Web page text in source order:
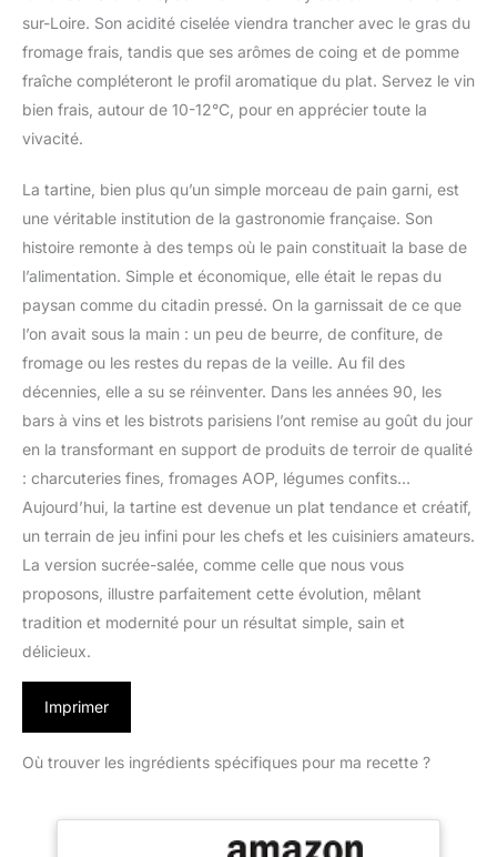
sur-Loire. Son acidité ciselée viendra trancher avec le gras du
fromage frais, tandis que ses arômes de coing et de pomme
fraîche compléteront le profil aromatique du plat. Servez le vin
bien frais, autour de 10-12°C, pour en apprécier toute la
vivacité.
La tartine, bien plus qu’un simple morceau de pain garni, est
une véritable institution de la gastronomie française. Son
histoire remonte à des temps où le pain constituait la base de
l’alimentation. Simple et économique, elle était le repas du
paysan comme du citadin pressé. On la garnissait de ce que
l’on avait sous la main : un peu de beurre, de confiture, de
fromage ou les restes du repas de la veille. Au fil des
décennies, elle a su se réinventer. Dans les années 90, les
bars à vins et les bistrots parisiens l’ont remise au goût du jour
en la transformant en support de produits de terroir de qualité
: charcuteries fines, fromages AOP, légumes confits…
Aujourd’hui, la tartine est devenue un plat tendance et créatif,
un terrain de jeu infini pour les chefs et les cuisiniers amateurs.
La version sucrée-salée, comme celle que nous vous
proposons, illustre parfaitement cette évolution, mêlant
tradition et modernité pour un résultat simple, sain et
délicieux.
Imprimer
Où trouver les ingrédients spécifiques pour ma recette ?